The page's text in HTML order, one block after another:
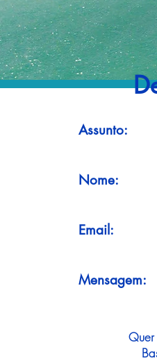
Assunto:
Nome:
Email:
Mensagem:
Quer